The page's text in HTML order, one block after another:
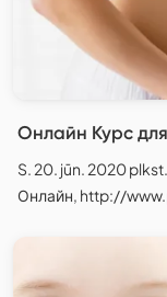
Онлайн Курс
S. 20. jūn. 2020
Онлайн, http://